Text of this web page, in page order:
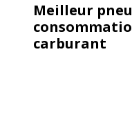
Meilleur
carburant